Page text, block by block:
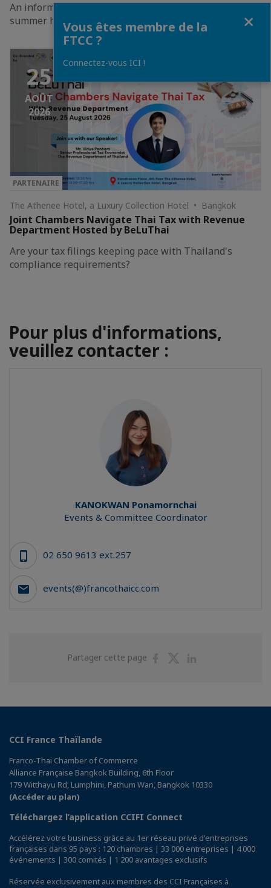
An informal networking to reconnect after a happy
summer holiday!
25
AOÛT
2026
PARTENAIRE
The Athenee Hotel, a Luxury Collection Hotel • Bangkok
Joint Chambers Navigate Thai Tax with Revenue
Department Hosted by BeLuThai
Are your tax filings keeping pace with Thailand's
compliance requirements?
Pour plus d'informations,
veuillez contacter :
KANOKWAN Ponamornchai
Events & Committee Coordinator
02 650 9613 ext.257
events(@)francothaicc.com
Partager cette page
PartagerPartager
CCI France Thaïlande
Franco-Thai Chamber of Commerce
Alliance Française Bangkok Building, 6th Floor
179 Witthayu Rd, Lumphini, Pathum Wan, Bangkok 10330
(Accéder au plan)
Téléchargez l’application CCIFI Connect
Accélérez votre business grâce au 1er réseau privé d'entreprises
françaises dans 95 pays : 120 chambres | 33 000 entreprises | 4 000
événements | 300 comités | 1 200 avantages exclusifs
Réservée exclusivement aux membres des CCI Françaises à
Vous êtes membre de la
FTCC ?
Connectez-vous ICI !